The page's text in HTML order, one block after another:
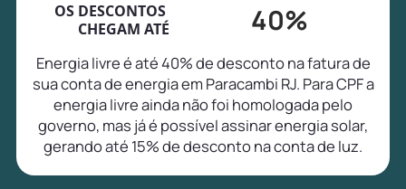
OS DESCONTOS
CHEGAM ATÉ
40%
Energia livre é até 40% de desconto na fatura de
sua conta de energia em Paracambi RJ. Para CPF a
energia livre ainda não foi homologada pelo
governo, mas já é possível assinar energia solar,
gerando até 15% de desconto na conta de luz.